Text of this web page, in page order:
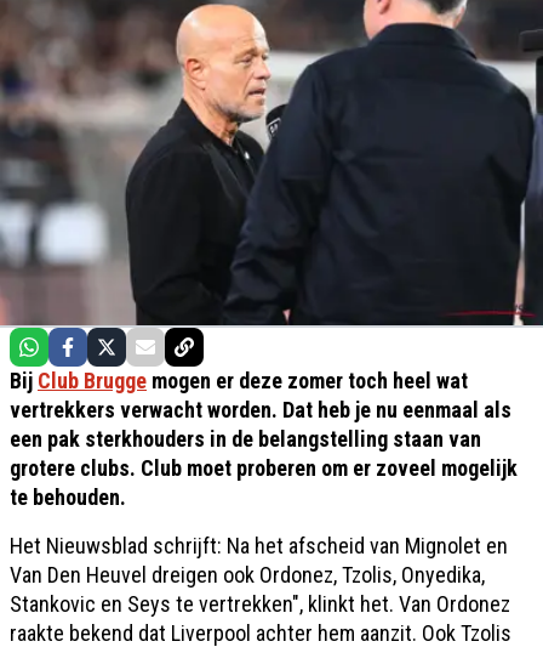
Bij Club Brugge mogen er deze zomer toch heel wat
vertrekkers verwacht worden. Dat heb je nu eenmaal als
een pak sterkhouders in de belangstelling staan van
grotere clubs. Club moet proberen om er zoveel mogelijk
te behouden.
Het Nieuwsblad schrijft: Na het afscheid van Mignolet en
Van Den Heuvel dreigen ook Ordonez, Tzolis, Onyedika,
Stankovic en Seys te vertrekken", klinkt het. Van Ordonez
raakte bekend dat Liverpool achter hem aanzit. Ook Tzolis